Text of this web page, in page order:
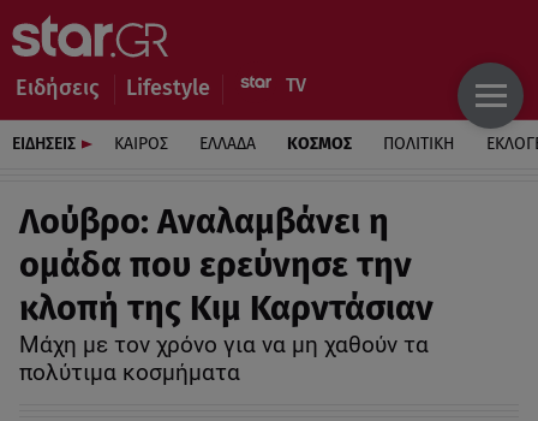
Ειδήσεις Lifestyle
ΕΙΔΗΣΕΙΣ ΚΑΙΡΟΣ ΕΛΛΑΔΑ ΚΟΣΜΟΣ ΠΟΛΙΤΙΚΗ
Λούβρο: Αναλαμβάνει η
ομάδα που ερεύνησε την
κλοπή της Κιμ Καρντάσιαν
Μάχη με τον χρόνο για να μη χαθούν τα
πολύτιμα κοσμήματα